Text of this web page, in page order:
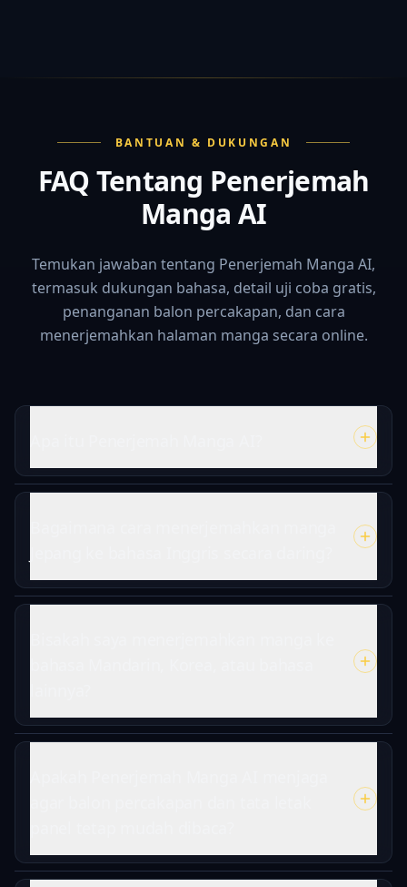
BANTUAN & DUKUNGAN
FAQ Tentang Penerjemah
Manga AI
Temukan jawaban tentang Penerjemah Manga AI,
termasuk dukungan bahasa, detail uji coba gratis,
penanganan balon percakapan, dan cara
menerjemahkan halaman manga secara online.